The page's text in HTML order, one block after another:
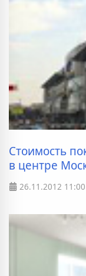
Стоимость
в центре
26.11.2012 11:00